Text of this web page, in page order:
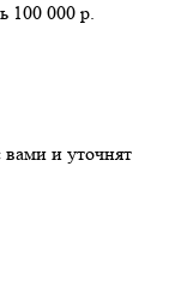
100 000 р.
и уточнят